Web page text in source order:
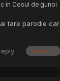
in Cosul de gunoi
tare parodie
smardoi